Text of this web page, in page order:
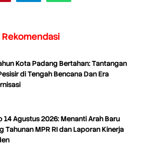
Rekomendasi
Kota Padang Bertahan: Tantangan
di Tengah Bencana Dan Era
14 Agustus 2026: Menanti Arah Baru
Tahunan MPR RI dan Laporan Kinerja